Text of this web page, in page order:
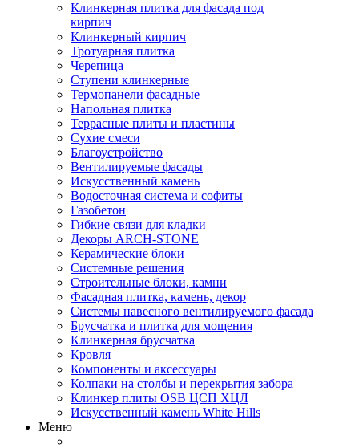
Клинкерная плитка для фасада под
кирпич
Клинкерный кирпич
Тротуарная плитка
Черепица
Ступени клинкерные
Термопанели фасадные
Напольная плитка
Террасные плиты и пластины
Сухие смеси
Благоустройство
Вентилируемые фасады
Искусственный камень
Водосточная система и софиты
Газобетон
Гибкие связи для кладки
Декоры ARCH-STONE
Керамические блоки
Системные решения
Строительные блоки, камни
Фасадная плитка, камень, декор
Системы навесного вентилируемого фасада
Брусчатка и плитка для мощения
Клинкерная брусчатка
Кровля
Компоненты и аксессуары
Колпаки на столбы и перекрытия забора
Клинкер плиты OSB ЦСП ХЦЛ
Искусственный камень White Hills
Меню